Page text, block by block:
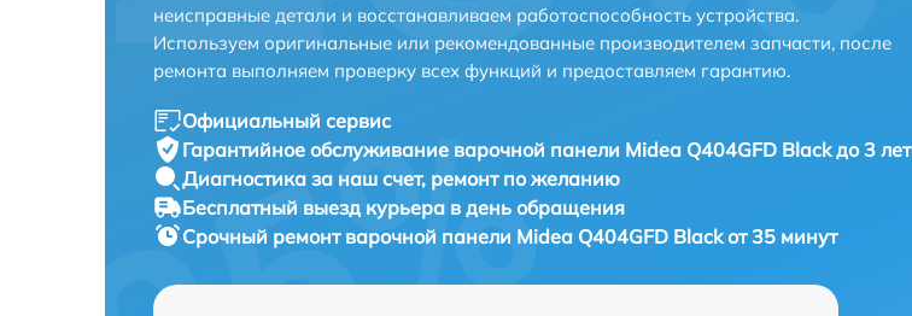
неисправные детали и восстанавливаем работоспособность устройства.
Используем оригинальные или рекомендованные производителем запчасти, после
ремонта выполняем проверку всех функций и предоставляем гарантию.
Официальный сервис
Гарантийное обслуживание варочной панели Midea Q404GFD Black до 3 лет
Диагностика за наш счет, ремонт по желанию
Бесплатный выезд курьера в день обращения
Срочный ремонт варочной панели Midea Q404GFD Black от 35 минут